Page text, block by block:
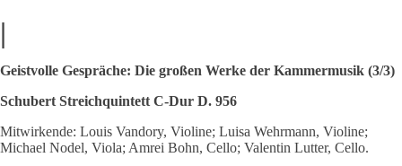
|
Geistvolle Gespräche: Die großen Werke der Kammermusik (3/3)
Schubert Streichquintett C-Dur D. 956
Mitwirkende: Louis Vandory, Violine; Luisa Wehrmann, Violine;
Michael Nodel, Viola; Amrei Bohn, Cello; Valentin Lutter, Cello.